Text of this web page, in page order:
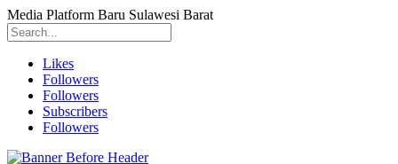
Media Platform Baru Sulawesi Barat
Likes
Followers
Followers
Subscribers
Followers